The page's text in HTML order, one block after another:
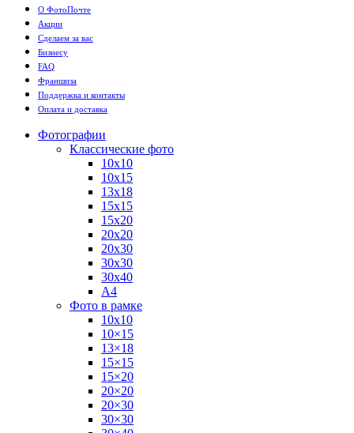
О ФотоПочте
Акции
Сделаем за вас
Бизнесу
FAQ
Франшиза
Поддержка и контакты
Оплата и доставка
Фотографии
Классические фото
10х10
10х15
13х18
15х15
15х20
20х20
20х30
30х30
30х40
А4
Фото в рамке
10х10
10×15
13×18
15×15
15×20
20×20
20×30
30×30